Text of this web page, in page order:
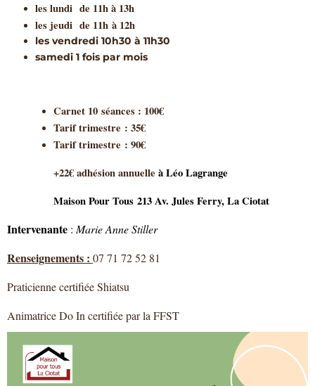
les lundi de 11h à 13h
les jeudi de 11h à 12h
les vendredi 10h30 à 11h30
samedi 1 fois par mois
Carnet 10 séances : 100€
Tarif trimestre : 35€
Tarif trimestre : 90€
+22€ adhésion annuelle à Léo Lagrange
Maison Pour Tous 213 Av. Jules Ferry, La Ciotat
Intervenante :Marie Anne Stiller
Renseignements : 07 71 72 52 81
Praticienne certifiée Shiatsu
Animatrice Do In certifiée par la FFST